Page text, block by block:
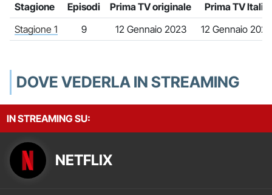
Stagione Episodi Prima TV originale
Prima TV Italia
Stagione 1
9 12 Gennaio 2023 12 Gennaio 2023
DOVE VEDERLA IN STREAMING
IN STREAMING SU:
NETFLIX